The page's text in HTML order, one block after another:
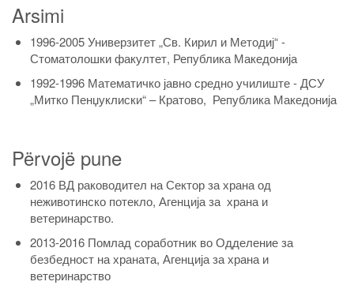
Arsimi
1996-2005 Универзитет „Св. Кирил и Методиј“ -
Стоматолошки факултет, Република Македонија
1992-1996 Математичко јавно средно училиште - ДСУ
„Митко Пенџуклиски“ – Кратово, Република Македонија
Përvojë pune
2016 ВД раководител на Сектор за храна од
неживотинско потекло, Агенција за храна и
ветеринарство.
2013-2016 Помлад соработник во Одделение за
безбедност на храната, Агенција за храна и
ветеринарство